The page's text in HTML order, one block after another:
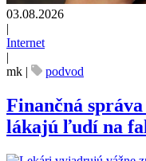
03.08.2026
|
Internet
|
mk | podvod
Finančná
lákajú ľudí na